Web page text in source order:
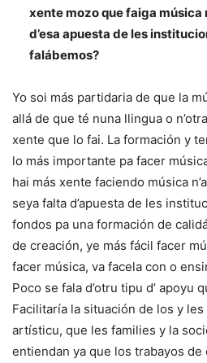
xente mozo que faiga música
d’esa apuesta de les
falábemos?
Yo soi más partidaria de que la
allá de que té nuna llingua o
xente que lo fai. La formación y
lo más importante pa facer
hai más xente faciendo música
seya falta d’apuesta de les
fondos pa una formación de
de creación, ye más fácil facer
facer música, va facela con o
Poco se fala d’otru tipu d’ apoyu
Facilitaría la situación de los y
artísticu, que les families y la
entiendan ya que los trabayos